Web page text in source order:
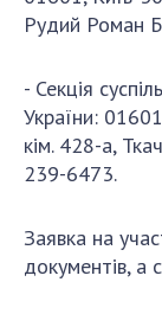
Рудий Роман
- Секція
України:
кім. 428-а,
239-6473.
Заявка на
документів, а